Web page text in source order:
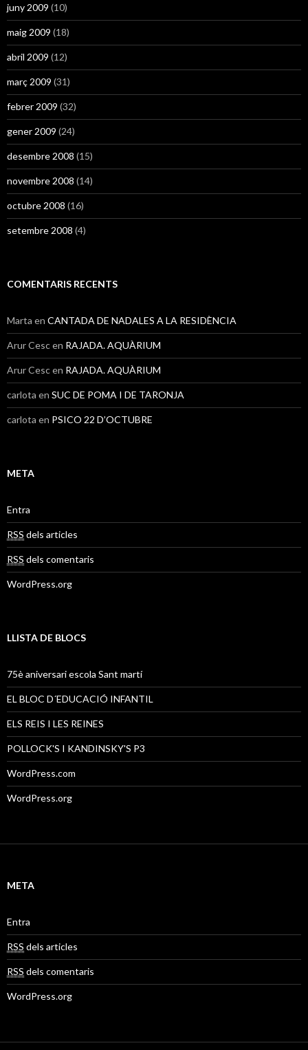
juny 2009 (10)
maig 2009 (18)
abril 2009 (12)
març 2009 (31)
febrer 2009 (32)
gener 2009 (24)
desembre 2008 (15)
novembre 2008 (14)
octubre 2008 (16)
setembre 2008 (4)
COMENTARIS RECENTS
Marta en CANTADA DE NADALES A LA RESIDÈNCIA
Arur Cescen RAJADA. AQUÀRIUM
Arur Cescen RAJADA. AQUÀRIUM
carlota en SUC DE POMA I DE TARONJA
carlota en PSICO 22 D’OCTUBRE
META
Entra
RSS dels articles
RSS dels comentaris
WordPress.org
LLISTA DE BLOCS
75è aniversari escola Sant martí
EL BLOC D´EDUCACIÓ INFANTIL
ELS REIS I LES REINES
POLLOCK'S I KANDINSKY'S P3
WordPress.com
WordPress.org
META
Entra
RSS dels articles
RSS dels comentaris
WordPress.org